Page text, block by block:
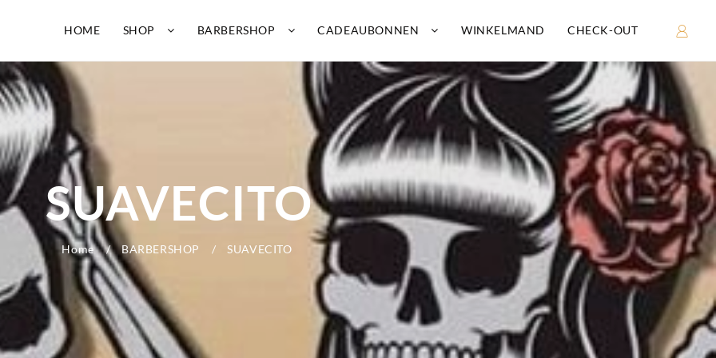
HOME SHOP BARBERSHOP CADEAUBONNEN WINKELMAND CHECK-OUT
SUAVECITO
Home BARBERSHOP SUAVECITO